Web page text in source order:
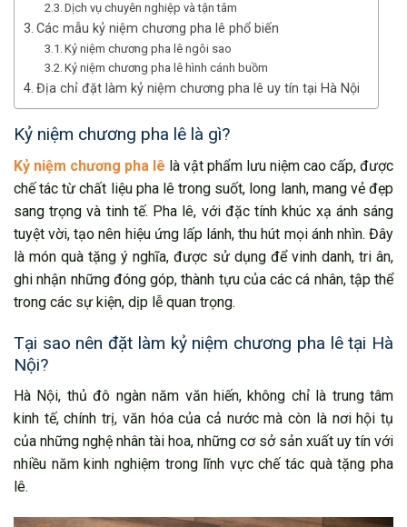
Dịch vụ chuyên nghiệp và tận tâm
Các mẫu kỷ niệm chương pha lê phổ biến
Kỷ niệm chương pha lê ngôi sao
Kỷ niệm chương pha lê hình cánh buồm
Địa chỉ đặt làm kỷ niệm chương pha lê uy tín tại Hà Nội
Kỷ niệm chương pha lê là gì?
Kỷ niệm chương pha lê là vật phẩm lưu niệm cao cấp, được
chế tác từ chất liệu pha lê trong suốt, long lanh, mang vẻ đẹp
sang trọng và tinh tế. Pha lê, với đặc tính khúc xạ ánh sáng
tuyệt vời, tạo nên hiệu ứng lấp lánh, thu hút mọi ánh nhìn. Đây
là món quà tặng ý nghĩa, được sử dụng để vinh danh, tri ân,
ghi nhận những đóng góp, thành tựu của các cá nhân, tập thể
trong các sự kiện, dịp lễ quan trọng.
Tại sao nên đặt làm kỷ niệm chương pha lê tại Hà
Nội?
Hà Nội, thủ đô ngàn năm văn hiến, không chỉ là trung tâm
kinh tế, chính trị, văn hóa của cả nước mà còn là nơi hội tụ
của những nghệ nhân tài hoa, những cơ sở sản xuất uy tín với
nhiều năm kinh nghiệm trong lĩnh vực chế tác quà tặng pha
lê.